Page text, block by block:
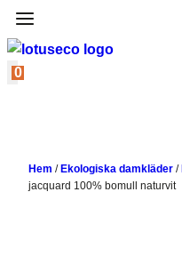
0
Hem / Ekologiska damkläder /
jacquard 100% bomull naturvit